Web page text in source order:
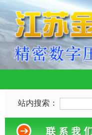
站内搜索：